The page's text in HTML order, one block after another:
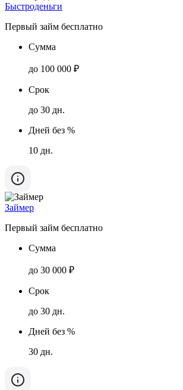
Быстроденьги
Первый займ бесплатно
Сумма
до 100 000 ₽
Срок
до 30 дн.
Дней без %
10 дн.
Займер
Первый займ бесплатно
Сумма
до 30 000 ₽
Срок
до 30 дн.
Дней без %
30 дн.